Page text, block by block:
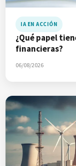
IA EN ACCIÓN
¿Qué papel
financieras?
06/08/2026